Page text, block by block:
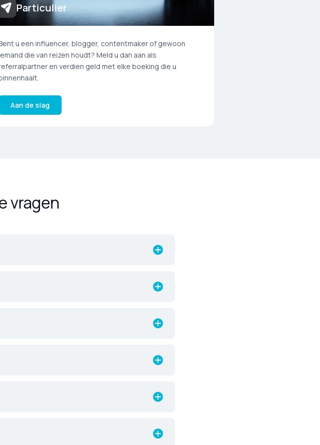
Particulier
u een influencer, blogger, contentmaker of gewoon
die van reizen houdt? Meld u dan aan als
en verdien geld met elke boeking die u
Aan de slag
vragen